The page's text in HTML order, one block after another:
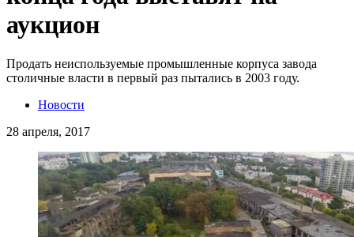
аукцион
Продать неиспользуемые промышленные корпуса завода
столичные власти в первый раз пытались в 2003 году.
Новости
28 апреля, 2017